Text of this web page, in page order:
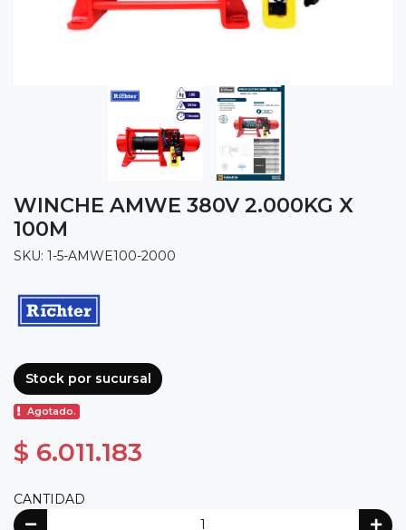
WINCHE AMWE 380V 2.000KG X
100M
SKU: 1-5-AMWE100-2000
Stock por sucursal
Agotado.
$ 6.011.183
CANTIDAD